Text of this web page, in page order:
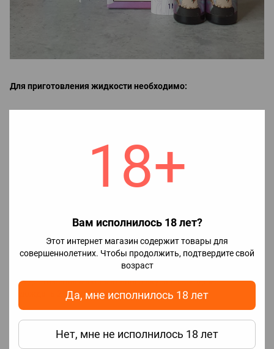
18+
Вам исполнилось 18 лет?
Этот интернет магазин содержит товары для
совершеннолетних. Чтобы продолжить, подтвердите свой
возраст
Да, мне исполнилось 18 лет
Нет, мне не исполнилось 18 лет
Для приготовления жидкости необходимо:
2. Наслаждаться вкусом жидкости.
если добавить весь, получим 50 мг (5%).
Для достижения максимального вкуса необходимо
подождать 2-5 дней, но парить можно сразу.
Характеристики готовой жидкости:
Объем: 10 мл;